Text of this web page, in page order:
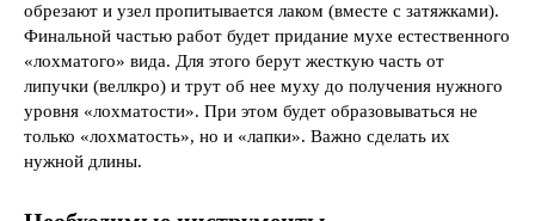
обрезают и узел пропитывается лаком (вместе с затяжками).
Финальной частью работ будет придание мухе естественного
«лохматого» вида. Для этого берут жесткую часть от
липучки (веллкро) и трут об нее муху до получения нужного
уровня «лохматости». При этом будет образовываться не
только «лохматость», но и «лапки». Важно сделать их
нужной длины.